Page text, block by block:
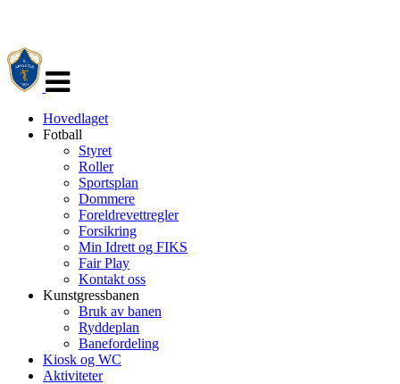
navigasjon
Hovedlaget
Fotball
Styret
Roller
Sportsplan
Dommere
Foreldrevettregler
Forsikring
Min Idrett og FIKS
Fair Play
Kontakt oss
Kunstgressbanen
Bruk av banen
Ryddeplan
Banefordeling
Kiosk og WC
Aktiviteter